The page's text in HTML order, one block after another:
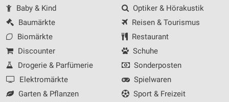
Baby & Kind
Baumärkte
Biomärkte
Discounter
Drogerie & Parfümerie
Elektromärkte
Garten & Pflanzen
Optiker & Hörakustik
Reisen & Tourismus
Restaurant
Schuhe
Sonderposten
Spielwaren
Sport & Freizeit